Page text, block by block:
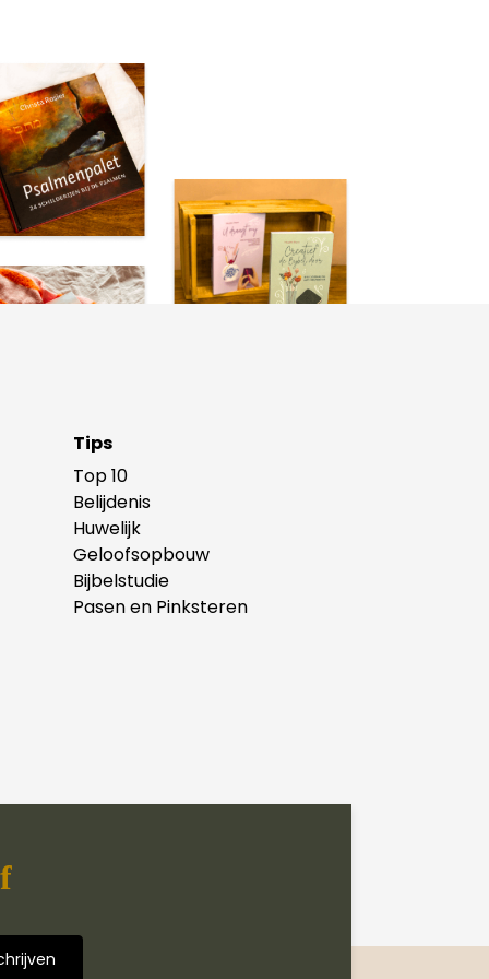
Tips
Top 10
Belijdenis
Huwelijk
Geloofsopbouw
Bijbelstudie
Pasen en Pinksteren